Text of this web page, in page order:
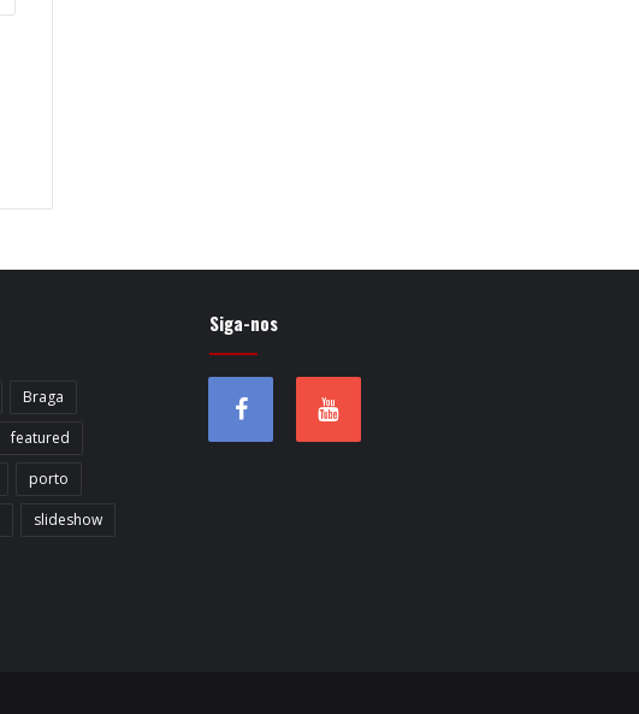
Braga
featured
porto
slideshow
Siga-nos